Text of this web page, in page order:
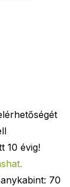
10 évig!
70